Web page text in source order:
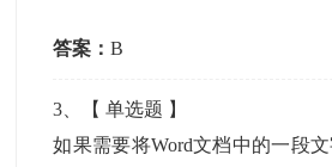
答案：B
3 、【单选题 】
如果需要将Word文档中的一段文